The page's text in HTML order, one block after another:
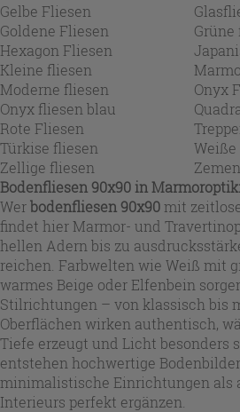
Gelbe Fliesen
Goldene Fliesen
Grüne
Hexagon Fliesen
Kleine fliesen
Moderne fliesen
Onyx
Onyx fliesen blau
Rote Fliesen
Türkise fliesen
Zellige fliesen
Bodenfliesen 90x90 in
Werbodenfliesen 90x90mit
findet hier Marmor- und
hellen Adern bis zu
reichen. Farbwelten wie Weiß mit
warmes Beige oder Elfenbein
Stilrichtungen – von klassisch bis
Oberflächen wirken authentisch,
Tiefe erzeugt und Licht besonders
entstehen hochwertige
minimalistische Einrichtungen als
Interieurs perfekt ergänzen.